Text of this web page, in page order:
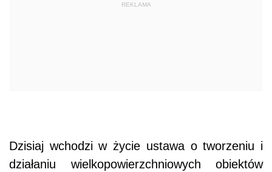
REKLAMA
Dzisiaj wchodzi w życie ustawa o tworzeniu i
działaniu wielkopowierzchniowych obiektów